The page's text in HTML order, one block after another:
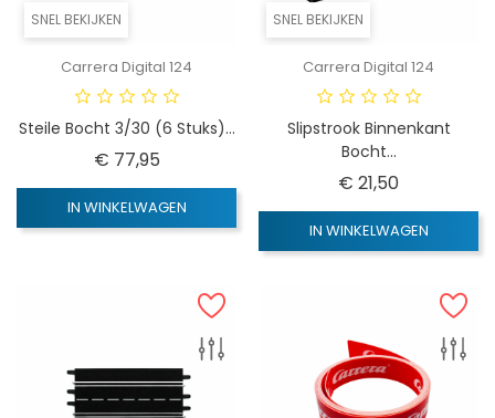
SNEL BEKIJKEN
Carrera Digital 124
Steile Bocht 3/30 (6 Stuks)...
€ 77,95Prijs
IN WINKELWAGEN
SNEL BEKIJKEN
Carrera Digital 124
Slipstrook Binnenkant
Bocht...
€ 21,50
IN WINKELWAGEN